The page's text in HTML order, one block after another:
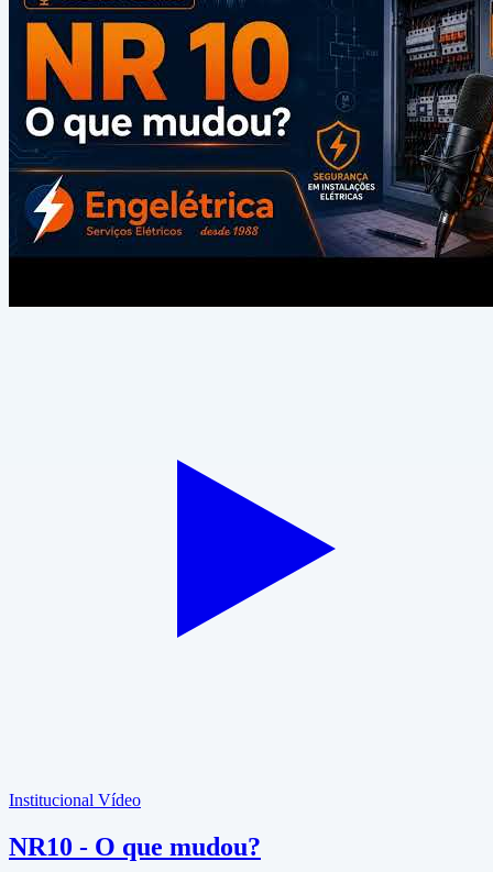
Institucional Vídeo
NR10 - O que mudou?